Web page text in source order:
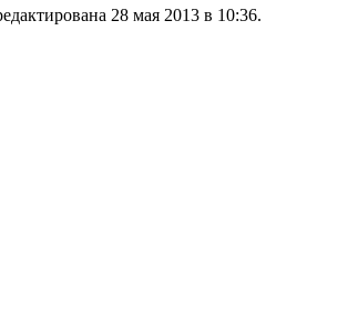
28 мая 2013 в 10:36.